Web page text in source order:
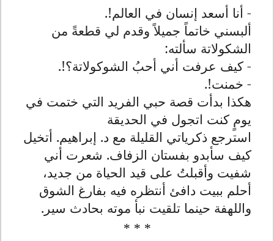
- أنا أسعد إنسان في العالم!.
ألبسني خاتماً جميلاً وقدم لي قطعةً من
الشكولاتة سألته:
- كيف عرفت أني أحبُ الشوكولاتة؟!.
- خمنت!.
هكذا بدأت قصة حبي الفريد التي ختمت في
يومٍ كنت اتجول في الحديقة
استرجع ذكرياتي القليلة مع د. إبراهيم. أتخيل
كيف سأبدو بفستان الزفاف. شعرت أني
شفيت وأقبلتُ على قيد الحياة من جديد،
أحلم ببيت دافئ أنتظره فيه بفارغ الشوق
واللهفة حينما تلقيت نبأ موته بحادث سير.
* * *